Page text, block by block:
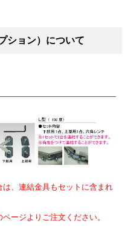
ション）について
、連結金具もセットに含まれ
ジよりご注文ください。